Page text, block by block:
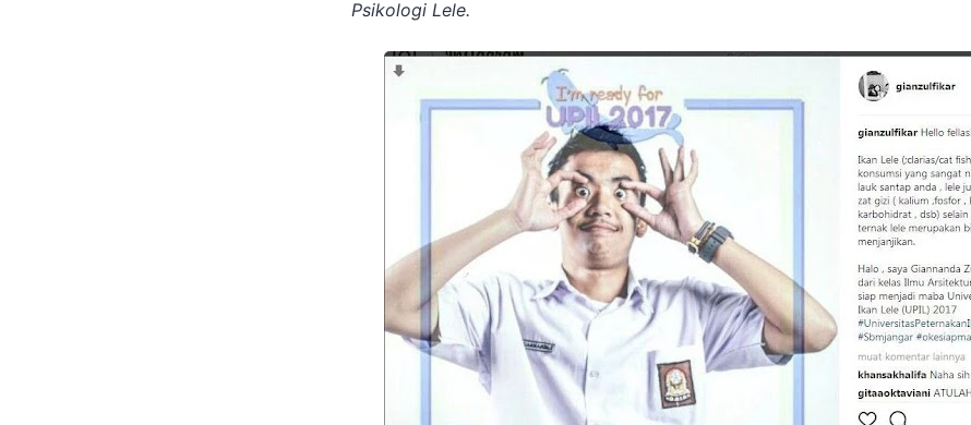
Psikologi Lele.